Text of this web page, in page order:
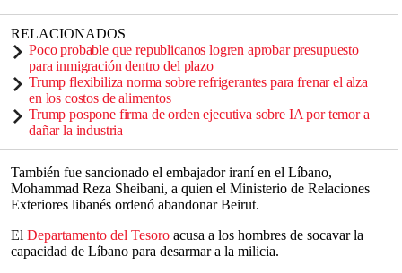
RELACIONADOS
Poco probable que republicanos logren aprobar presupuesto
para inmigración dentro del plazo
Trump flexibiliza norma sobre refrigerantes para frenar el alza
en los costos de alimentos
Trump pospone firma de orden ejecutiva sobre IA por temor a
dañar la industria
También fue sancionado el embajador iraní en el Líbano,
Mohammad Reza Sheibani, a quien el Ministerio de Relaciones
Exteriores libanés ordenó abandonar Beirut.
El Departamento del Tesoro acusa a los hombres de socavar la
capacidad de Líbano para desarmar a la milicia.